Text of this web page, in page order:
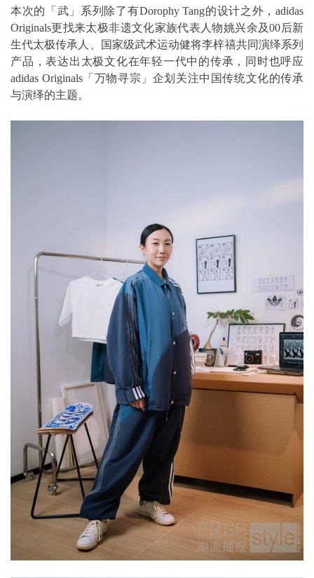
本次的「武」系列除了有Dorophy Tang的设计之外，adidas
Originals更找来太极非遗文化家族代表人物姚兴余及00后新
生代太极传承人、国家级武术运动健将李梓禧共同演绎系列
产品，表达出太极文化在年轻一代中的传承，同时也呼应
adidas Originals「万物寻宗」企划关注中国传统文化的传承
与演绎的主题。